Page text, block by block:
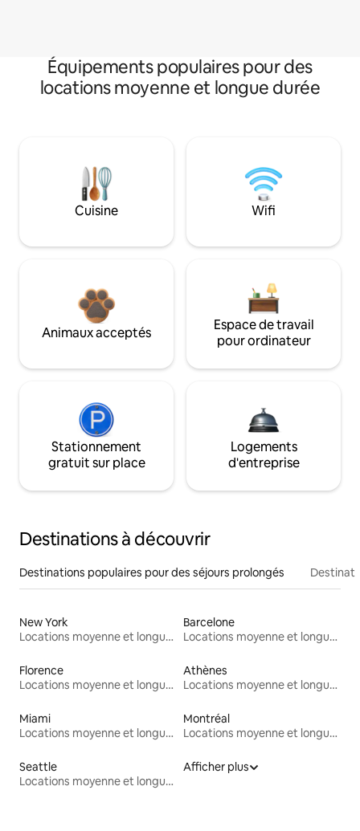
Équipements populaires pour des
locations moyenne et longue durée
Cuisine Wifi
Animaux acceptés
Espace de travail
pour ordinateur
Stationnement
gratuit sur place
Logements
d'entreprise
Destinations à découvrir
Destinations populaires pour des séjours prolongés
New York
Locations moyenne et longue durée
Barcelone
Locations moyenne et longue durée
Florence
Locations moyenne et longue durée
Athènes
Locations moyenne et longue durée
Miami
Locations moyenne et longue durée
Montréal
Locations moyenne et longue durée
Seattle
Locations moyenne et longue durée
Afficher plus